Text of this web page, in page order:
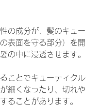
の成分が、髪のキュー
表面を守る部分）を開
の中に浸透させます。
ことでキューティクル
細くなったり、切れや
ることがあります。